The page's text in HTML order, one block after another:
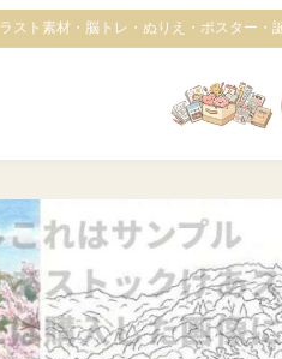
スト素材・脳トレ・ぬりえ・ポスター